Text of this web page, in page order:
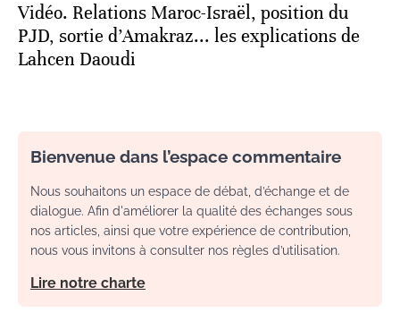
Vidéo. Relations Maroc-Israël, position du
PJD, sortie d’Amakraz... les explications de
Lahcen Daoudi
Bienvenue dans l’espace commentaire
Nous souhaitons un espace de débat, d’échange et de
dialogue. Afin d'améliorer la qualité des échanges sous
nos articles, ainsi que votre expérience de contribution,
nous vous invitons à consulter nos règles d’utilisation.
Lire notre charte